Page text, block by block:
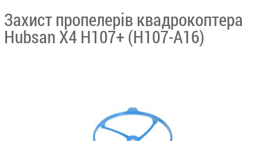
Захист пропелерів квадрокоптера
Hubsan X4 H107+ (H107-A16)